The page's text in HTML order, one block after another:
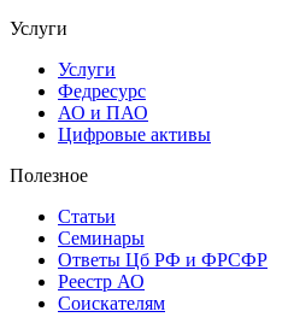
Услуги
Услуги
Федресурс
АО и ПАО
Цифровые активы
Полезное
Статьи
Cеминары
Ответы Цб РФ и ФРСФР
Реестр АО
Соискателям